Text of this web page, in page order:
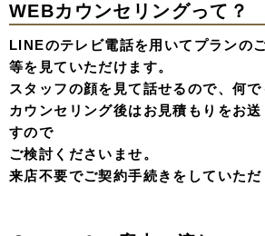
WEBカウンセリングって？
LINEのテレビ電話を用いてプランの
等を見ていただけます。
スタッフの顔を見て話せるので、何で
カウンセリング後はお見積もりをお
すので
ご検討くださいませ。
来店不要でご契約手続きをしていただ